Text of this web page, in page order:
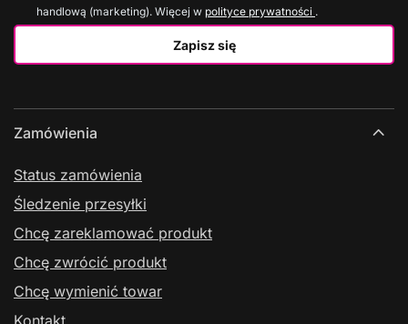
Zapisz się
handlową (marketing). Więcej w polityce prywatności .
Zamówienia
Status zamówienia
Śledzenie przesyłki
Chcę zareklamować produkt
Chcę zwrócić produkt
Chcę wymienić towar
Kontakt